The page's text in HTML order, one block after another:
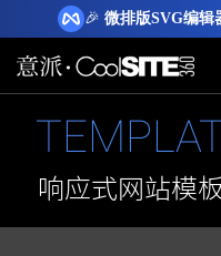
🎉 微排版SVG编辑
响应式网站模板